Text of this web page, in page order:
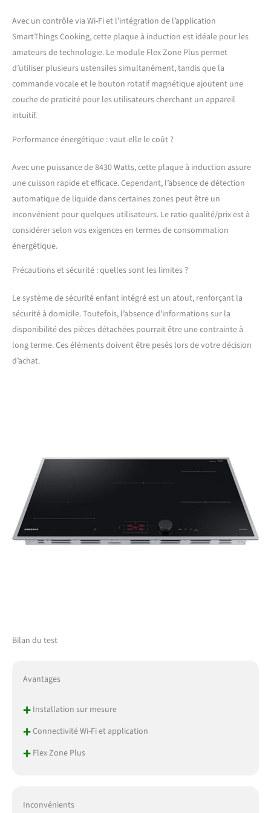
chauffage uniforme et
avec peu de zones
inutilisées Utilisation
simple et sûre :
commande vocale et
sécurité enfant,
connectivité automatique
: contrôle simultané de la
plaque de cuisson
plaque à induction
autonome Samsung
NZ85C6058HK/U1,
dimensions : 80 x 52 x 4,4
cm
Avec un contrôle via Wi-Fi et l’intégration de l’application
SmartThings Cooking, cette plaque à induction est idéale pour les
amateurs de technologie. Le module Flex Zone Plus permet
d’utiliser plusieurs ustensiles simultanément, tandis que la
commande vocale et le bouton rotatif magnétique ajoutent une
couche de praticité pour les utilisateurs cherchant un appareil
intuitif.
Performance énergétique : vaut-elle le coût ?
Avec une puissance de 8430 Watts, cette plaque à induction assure
une cuisson rapide et efficace. Cependant, l’absence de détection
automatique de liquide dans certaines zones peut être un
inconvénient pour quelques utilisateurs. Le ratio qualité/prix est à
considérer selon vos exigences en termes de consommation
énergétique.
Précautions et sécurité : quelles sont les limites ?
Le système de sécurité enfant intégré est un atout, renforçant la
sécurité à domicile. Toutefois, l’absence d’informations sur la
disponibilité des pièces détachées pourrait être une contrainte à
long terme. Ces éléments doivent être pesés lors de votre décision
d’achat.
Bilan du test
Avantages
+Installation sur mesure
+Connectivité Wi-Fi et application
+Flex Zone Plus
Inconvénients